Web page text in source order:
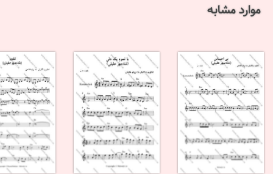
موارد مشابه